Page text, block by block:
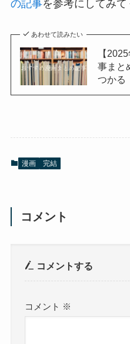
の記事を参考にしてみて
あわせて読みたい
【
事まと
つかる
漫画 完結
コメント
コメントする
コメント ※